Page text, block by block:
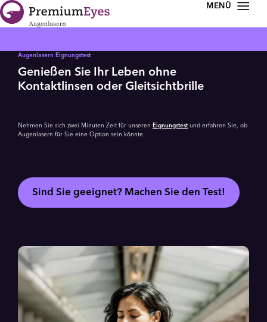
Zur Navigation springen
Zum Inhalt springen
Augenlasern Eignungstest
Genießen Sie Ihr Leben ohne
Kontaktlinsen oder Gleitsichtbrille
Nehmen Sie sich zwei Minuten Zeit für unseren Eignungstestund erfahren Sie, ob
Augenlasern für Sie eine Option sein könnte.
Sind Sie geeignet? Machen Sie den Test!